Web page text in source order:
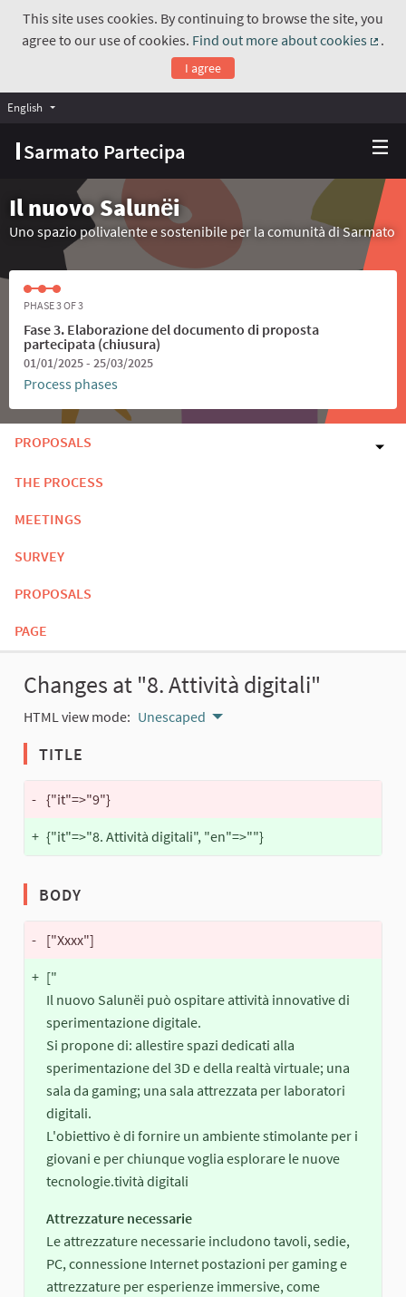
This site uses cookies. By continuing to browse the site, you
agree to our use of cookies. Find out more about cookies
.
I agree
Sarmato Partecipa
English Choose language
Il nuovo Salunёi
Uno spazio polivalente e sostenibile per la comunità di Sarmato
PHASE 3 OF 3
Fase 3. Elaborazione del documento di proposta
partecipata (chiusura)
01/01/2025 - 25/03/2025
Process phases
PROPOSALS
THE PROCESS
MEETINGS
SURVEY
PROPOSALS
PAGE
Changes at "8. Attività digitali"
HTML view mode: Unescaped
TITLE
- {"it"=>"9"}
+ {"it"=>"8. Attività digitali", "en"=>""}
BODY
- ["Xxxx"]
+ ["
Il nuovo Salunëi può ospitare attività innovative di
sperimentazione digitale.
Si propone di: allestire spazi dedicati alla
sperimentazione del 3D e della realtà virtuale; una
sala da gaming; una sala attrezzata per laboratori
digitali.
L'obiettivo è di fornire un ambiente stimolante per i
giovani e per chiunque voglia esplorare le nuove
tecnologie.tività digitali
Attrezzature necessarie
Le attrezzature necessarie includono tavoli, sedie,
PC, connessione Internet postazioni per gaming e
attrezzature per esperienze immersive, come